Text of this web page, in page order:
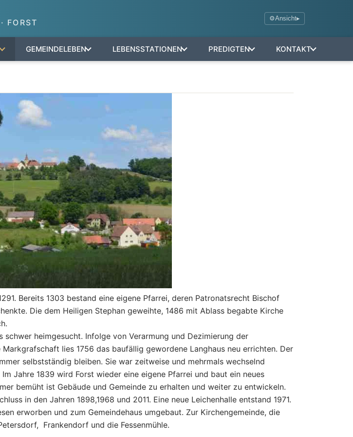
FORST ⚙Ansicht▸
GEMEINDELEBEN LEBENSSTATIONEN PREDIGTEN KONTAKT
Bereits 1303 bestand eine eigene Pfarrei, deren Patronatsrecht Bischof
Die dem Heiligen Stephan geweihte, 1486 mit Ablass begabte Kirche
heimgesucht. Infolge von Verarmung und Dezimierung der
lies 1756 das baufällig gewordene Langhaus neu errichten. Der
selbstständig bleiben. Sie war zeitweise und mehrmals wechselnd
Jahre 1839 wird Forst wieder eine eigene Pfarrei und baut ein neues
bemüht ist Gebäude und Gemeinde zu erhalten und weiter zu entwickeln.
in den Jahren 1898,1968 und 2011. Eine neue Leichenhalle entstand 1971.
erworben und zum Gemeindehaus umgebaut. Zur Kirchengemeinde, die
Frankendorf und die Fessenmühle.